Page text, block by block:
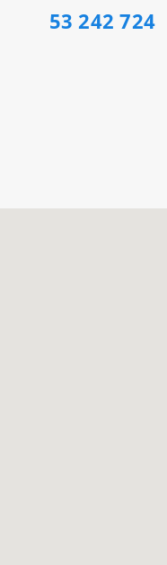
53 242 724